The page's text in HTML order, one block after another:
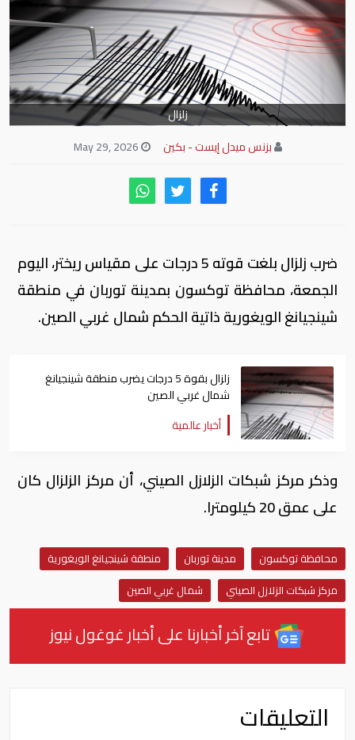
زلزال
بزنس ميدل إيست - بكين
ضرب زلزال بلغت قوته 5 درجات على مقياس ريختر، اليوم
الجمعة، محافظة توكسون بمدينة توربان في منطقة
شينجيانغ الويغورية ذاتية الحكم شمال غربي الصين.
زلزال بقوة 5 درجات يضرب منطقة شينجيانغ
شمال غربي الصين
أخبار عالمية
وذكر مركز شبكات الزلازل الصيني، أن مركز الزلزال كان
على عمق 20 كيلومترا.
محافظة توكسون مدينة توربان
منطقة شينجيانغ الويغورية
مركز شبكات الزلازل الصيني
شمال غربي الصين
تابع آخر أخبارنا على أخبار غوغول نيوز
التعليقات